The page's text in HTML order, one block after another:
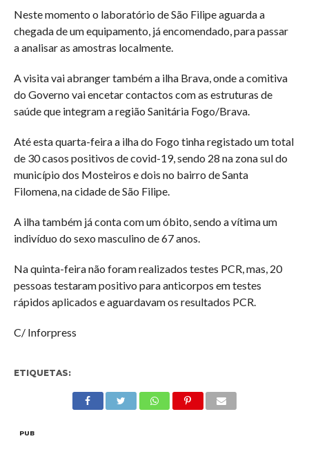
Neste momento o laboratório de São Filipe aguarda a
chegada de um equipamento, já encomendado, para passar
a analisar as amostras localmente.
A visita vai abranger também a ilha Brava, onde a comitiva
do Governo vai encetar contactos com as estruturas de
saúde que integram a região Sanitária Fogo/Brava.
Até esta quarta-feira a ilha do Fogo tinha registado um total
de 30 casos positivos de covid-19, sendo 28 na zona sul do
município dos Mosteiros e dois no bairro de Santa
Filomena, na cidade de São Filipe.
A ilha também já conta com um óbito, sendo a vítima um
indivíduo do sexo masculino de 67 anos.
Na quinta-feira não foram realizados testes PCR, mas, 20
pessoas testaram positivo para anticorpos em testes
rápidos aplicados e aguardavam os resultados PCR.
C/ Inforpress
ETIQUETAS:
PUB